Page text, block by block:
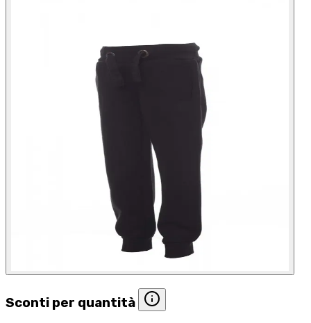
Sconti per quantità